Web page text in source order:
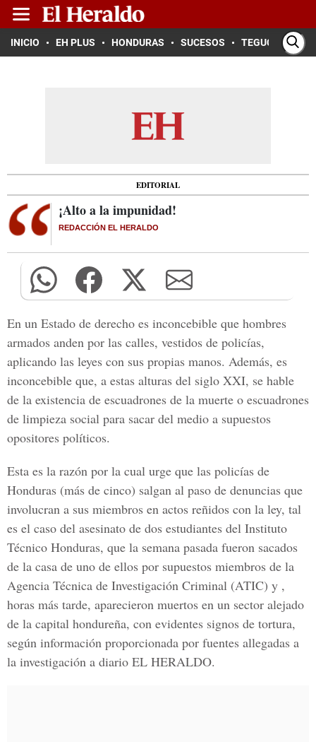
INICIO EH PLUS HONDURAS SUCESOS TEGUCIGALPA
EDITORIAL
¡Alto a la impunidad!
REDACCIÓN EL HERALDO
En un Estado de derecho es inconcebible que hombres
armados anden por las calles, vestidos de policías,
aplicando las leyes con sus propias manos. Además, es
inconcebible que, a estas alturas del siglo XXI, se hable
de la existencia de escuadrones de la muerte o escuadrones
de limpieza social para sacar del medio a supuestos
opositores políticos.
Esta es la razón por la cual urge que las policías de
Honduras (más de cinco) salgan al paso de denuncias que
involucran a sus miembros en actos reñidos con la ley, tal
es el caso del asesinato de dos estudiantes del Instituto
Técnico Honduras, que la semana pasada fueron sacados
de la casa de uno de ellos por supuestos miembros de la
Agencia Técnica de Investigación Criminal (ATIC) y ,
horas más tarde, aparecieron muertos en un sector alejado
de la capital hondureña, con evidentes signos de tortura,
según información proporcionada por fuentes allegadas a
la investigación a diario EL HERALDO.